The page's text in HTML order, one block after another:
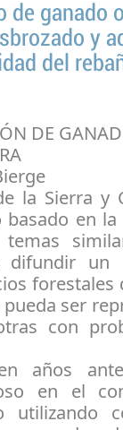
de ganado
y
del
DE
la Sierra y
en la
difundir un
forestales
ser
con
años
en el
utilizando